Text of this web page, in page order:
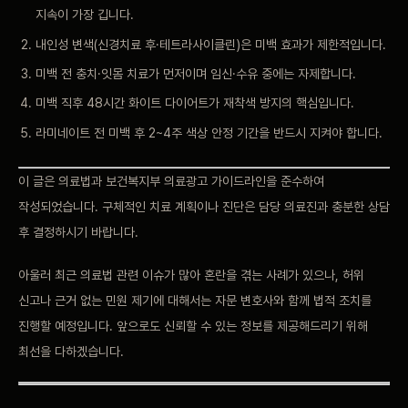
지속이 가장 깁니다.
내인성 변색(신경치료 후·테트라사이클린)은 미백 효과가 제한적입니다.
미백 전 충치·잇몸 치료가 먼저이며 임신·수유 중에는 자제합니다.
미백 직후 48시간 화이트 다이어트가 재착색 방지의 핵심입니다.
라미네이트 전 미백 후 2~4주 색상 안정 기간을 반드시 지켜야합니다.
이 글은 의료법과 보건복지부 의료광고 가이드라인을 준수하여
작성되었습니다. 구체적인 치료 계획이나 진단은 담당 의료진과 충분한 상담
후 결정하시기 바랍니다.
아울러 최근 의료법 관련 이슈가 많아 혼란을 겪는 사례가 있으나, 허위
신고나 근거 없는 민원 제기에 대해서는 자문 변호사와 함께 법적 조치를
진행할 예정입니다. 앞으로도 신뢰할 수 있는 정보를 제공해드리기 위해
최선을 다하겠습니다.